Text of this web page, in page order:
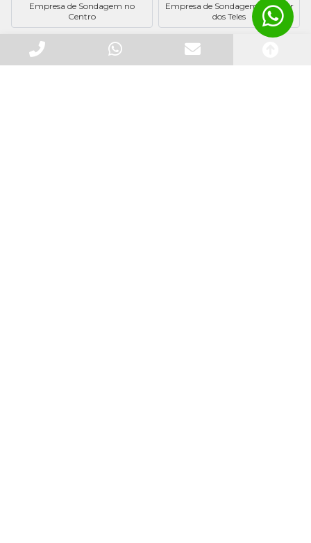
Empresa de Sondagem no
Centro
Empresa de Sondagem em Vilar
dos Teles